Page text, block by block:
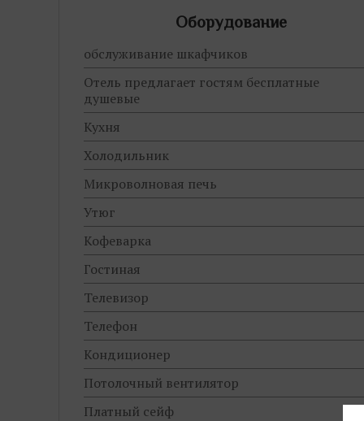
Оборудование
обслуживание шкафчиков
Отель предлагает гостям бесплатные
душевые
Кухня
Холодильник
Микроволновая печь
Утюг
Кофеварка
Гостиная
Телевизор
Телефон
Кондиционер
Потолочный вентилятор
Платный сейф